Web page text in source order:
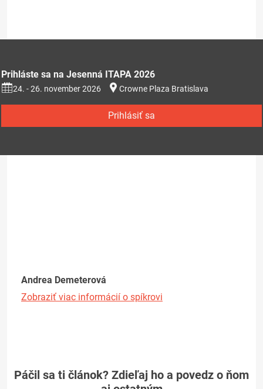
Prihláste sa na Jesenná ITAPA 2026
24. - 26. november 2026 Crowne Plaza Bratislava
Prihlásiť sa
Andrea Demeterová
Zobraziť viac informácií o spíkrovi
Páčil sa ti článok? Zdieľaj ho a povedz o ňom